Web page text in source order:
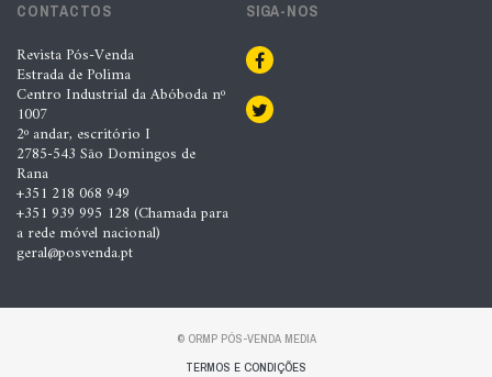
CONTACTOS
Revista Pós-Venda
Estrada de Polima
Centro Industrial da Abóboda nº
1007
2º andar, escritório I
2785-543 São Domingos de
Rana
+351 218 068 949
+351 939 995 128 (Chamada para
a rede móvel nacional)
geral@posvenda.pt
SIGA-NOS
© ORMP PÓS-VENDA MEDIA
TERMOS E CONDIÇÕES